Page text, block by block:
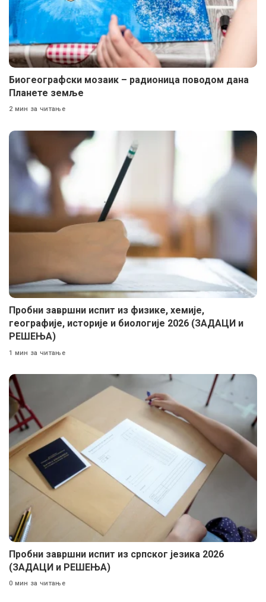
Биогеографски мозаик – радионица поводом дана
Планете земље
2 мин за читање
Пробни завршни испит из физике, хемије,
географије, историје и биологије 2026 (ЗАДАЦИ и
РЕШЕЊА)
1 мин за читање
Пробни завршни испит из српског језика 2026
(ЗАДАЦИ и РЕШЕЊА)
0 мин за читање